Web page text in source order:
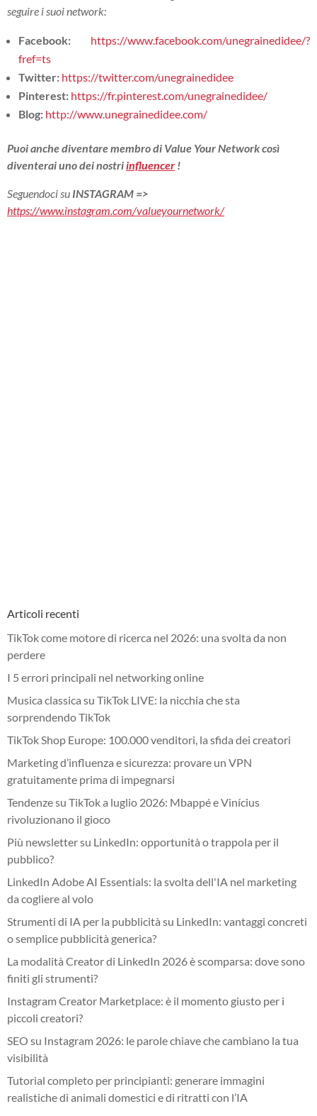
seguire i suoi network:
Facebook: https://www.facebook.com/unegrainedidee/?
fref=ts
Twitter: https://twitter.com/unegrainedidee
Pinterest: https://fr.pinterest.com/unegrainedidee/
Blog: http://www.unegrainedidee.com/
Puoi anche diventare membro di Value Your Network così
diventerai uno dei nostriinfluencer !
Seguendoci su INSTAGRAM =>
https://www.instagram.com/valueyournetwork/
Articoli recenti
TikTok come motore di ricerca nel 2026: una svolta da non
perdere
I 5 errori principali nel networking online
Musica classica su TikTok LIVE: la nicchia che sta
sorprendendo TikTok
TikTok Shop Europe: 100.000 venditori, la sfida dei creatori
Marketing d’influenza e sicurezza: provare un VPN
gratuitamente prima di impegnarsi
Tendenze su TikTok a luglio 2026: Mbappé e Vinícius
rivoluzionano il gioco
Più newsletter su LinkedIn: opportunità o trappola per il
pubblico?
LinkedIn Adobe AI Essentials: la svolta dell'IA nel marketing
da cogliere al volo
Strumenti di IA per la pubblicità su LinkedIn: vantaggi concreti
o semplice pubblicità generica?
La modalità Creator di LinkedIn 2026 è scomparsa: dove sono
finiti gli strumenti?
Instagram Creator Marketplace: è il momento giusto per i
piccoli creatori?
SEO su Instagram 2026: le parole chiave che cambiano la tua
visibilità
Tutorial completo per principianti: generare immagini
realistiche di animali domestici e di ritratti con l’IA